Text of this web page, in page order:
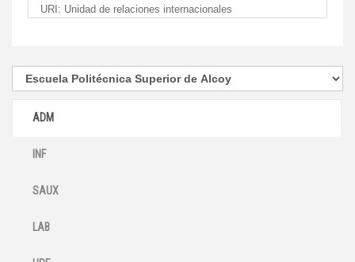
URI: Unidad de relaciones internacionales
ADM
INF
SAUX
LAB